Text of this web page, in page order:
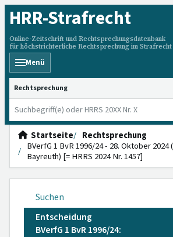
HRR-Strafrecht
Online-Zeitschrift und Rechtsprechungsdatenbank
für höchstrichterliche Rechtsprechung im Strafrecht
Menü
HRRS durchsuchen
Startseite
Rechtsprechung
BVerfG 1 BvR 1996/24 - 28. Oktober 2024
Bayreuth) [= HRRS 2024 Nr. 1457]
Suchen
Entscheidung
BVerfG 1 BvR 1996/24: